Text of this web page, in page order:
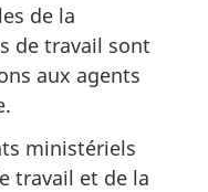
de la
de travail sont
aux agents
ministériels
travail et de la